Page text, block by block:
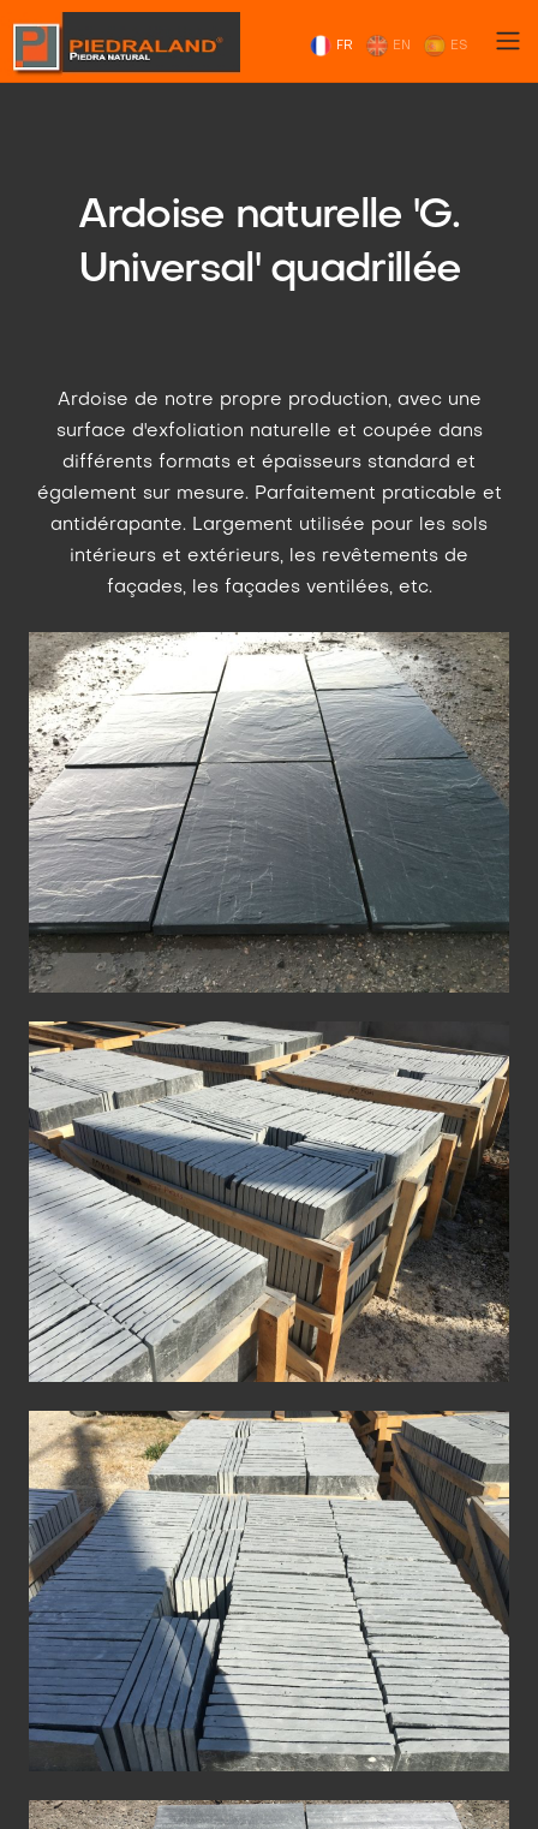
ES
EN
FR
Ardoise naturelle 'G.
Universal' quadrillée
Ardoise de notre propre production, avec une
surface d'exfoliation naturelle et coupée dans
différents formats et épaisseurs standard et
également sur mesure. Parfaitement praticable et
antidérapante. Largement utilisée pour les sols
intérieurs et extérieurs, les revêtements de
façades, les façades ventilées, etc.